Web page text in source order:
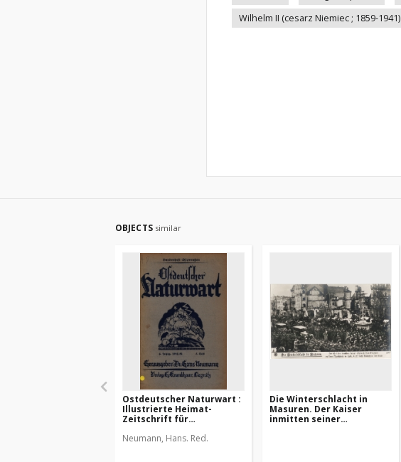
Wilhelm II (cesarz Niemiec ; 1859-1941)
OBJECTS similar
Ostdeutscher Naturwart :
Illustrierte Heimat-
Zeitschrift für
Naturschutz,
Neumann, Hans. Red.
Die Winterschlacht in
Masuren. Der Kaiser
inmitten seiner